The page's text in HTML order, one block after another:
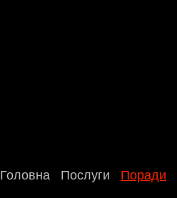
Головна Послуги Поради